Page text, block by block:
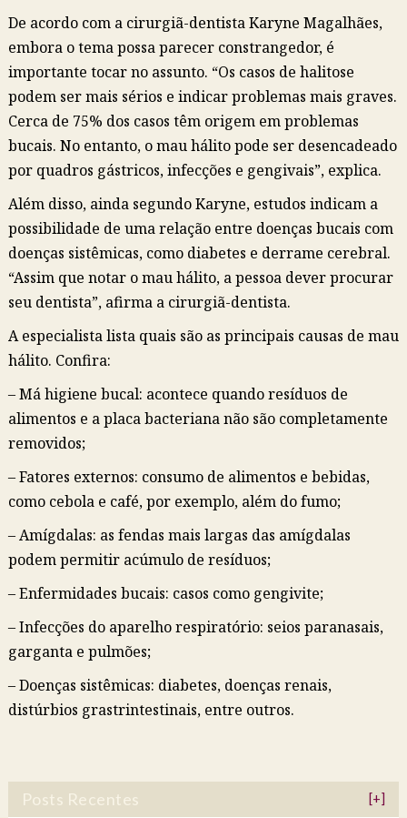
De acordo com a cirurgiã-dentista Karyne Magalhães,
embora o tema possa parecer constrangedor, é
importante tocar no assunto. “Os casos de halitose
podem ser mais sérios e indicar problemas mais graves.
Cerca de 75% dos casos têm origem em problemas
bucais. No entanto, o mau hálito pode ser desencadeado
por quadros gástricos, infecções e gengivais”, explica.
Além disso, ainda segundo Karyne, estudos indicam a
possibilidade de uma relação entre doenças bucais com
doenças sistêmicas, como diabetes e derrame cerebral.
“Assim que notar o mau hálito, a pessoa dever procurar
seu dentista”, afirma a cirurgiã-dentista.
A especialista lista quais são as principais causas de mau
hálito. Confira:
– Má higiene bucal: acontece quando resíduos de
alimentos e a placa bacteriana não são completamente
removidos;
– Fatores externos: consumo de alimentos e bebidas,
como cebola e café, por exemplo, além do fumo;
– Amígdalas: as fendas mais largas das amígdalas
podem permitir acúmulo de resíduos;
– Enfermidades bucais: casos como gengivite;
– Infecções do aparelho respiratório: seios paranasais,
garganta e pulmões;
– Doenças sistêmicas: diabetes, doenças renais,
distúrbios grastrintestinais, entre outros.
Posts Recentes [+]